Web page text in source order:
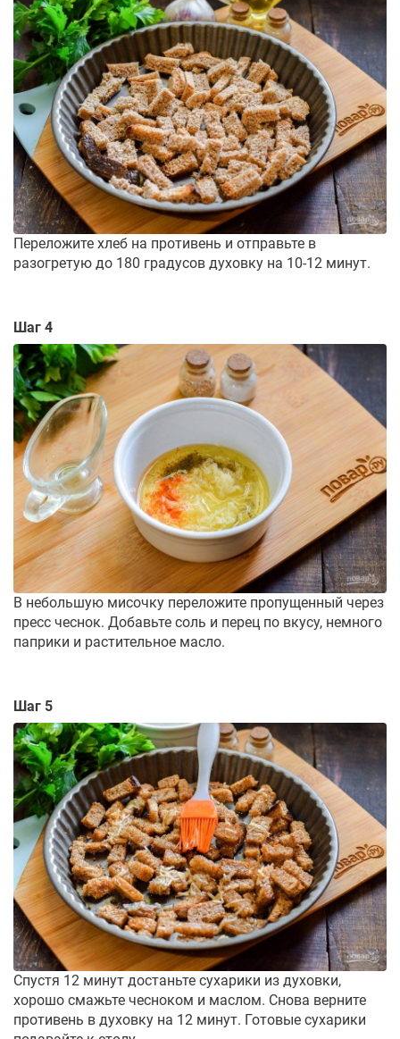
Переложите хлеб на противень и отправьте в
разогретую до 180 градусов духовку на 10-12 минут.
Шаг 4
В небольшую мисочку переложите пропущенный через
пресс чеснок. Добавьте соль и перец по вкусу, немного
паприки и растительное масло.
Шаг 5
Спустя 12 минут достаньте сухарики из духовки,
хорошо смажьте чесноком и маслом. Снова верните
противень в духовку на 12 минут. Готовые сухарики